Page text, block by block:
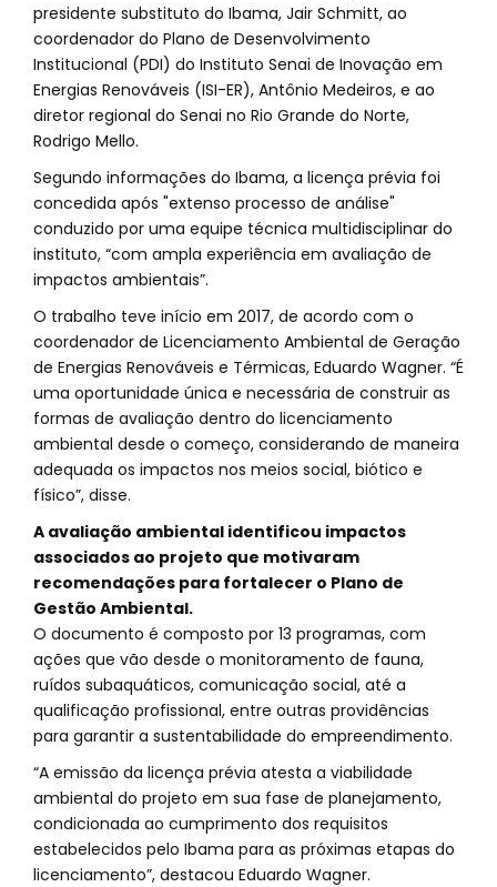
presidente substituto do Ibama, Jair Schmitt, ao
coordenador do Plano de Desenvolvimento
Institucional (PDI) do Instituto Senai de Inovação em
Energias Renováveis (ISI-ER), Antônio Medeiros, e ao
diretor regional do Senai no Rio Grande do Norte,
Rodrigo Mello.
Segundo informações do Ibama, a licença prévia foi
concedida após "extenso processo de análise"
conduzido por uma equipe técnica multidisciplinar do
instituto, “com ampla experiência em avaliação de
impactos ambientais”.
O trabalho teve início em 2017, de acordo com o
coordenador de Licenciamento Ambiental de Geração
de Energias Renováveis e Térmicas, Eduardo Wagner. “É
uma oportunidade única e necessária de construir as
formas de avaliação dentro do licenciamento
ambiental desde o começo, considerando de maneira
adequada os impactos nos meios social, biótico e
físico”, disse.
A avaliação ambiental identificou impactos
associados ao projeto que motivaram
recomendações para fortalecer o Plano de
Gestão Ambiental.
O documento é composto por 13 programas, com
ações que vão desde o monitoramento de fauna,
ruídos subaquáticos, comunicação social, até a
qualificação profissional, entre outras providências
para garantir a sustentabilidade do empreendimento.
“A emissão da licença prévia atesta a viabilidade
ambiental do projeto em sua fase de planejamento,
condicionada ao cumprimento dos requisitos
estabelecidos pelo Ibama para as próximas etapas do
licenciamento”, destacou Eduardo Wagner.